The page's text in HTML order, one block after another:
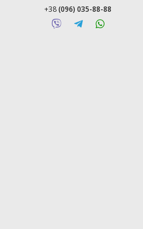
+38(096) 035-88-88